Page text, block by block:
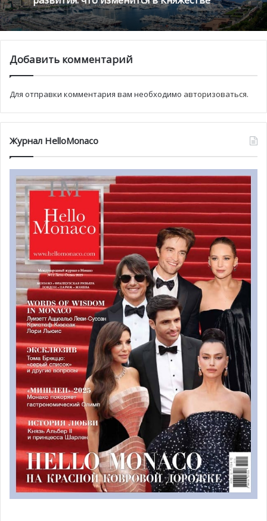
В честь 70-летия победы во Второй мировой войне
подготовлена уникальная экспозиция, посвященная
совместной борьбе русских и французов с фашизмом. В
основу выставки «Русские и французы во Второй
мировой войне. Братство по оружию» вошли экспонаты
современной истории России и частной коллекции
Дмитрия Бушмакова.
кино. Здесь всегда с интересом встречают новые
работы Никиты Михалкова, Карена Шахназарова, Глеба
Панфилова, Киры Муратовой, Александра Сокурова,
Алексея Учителя и других мэтров российского кино. В
рамках Дня кино будут представлены фильмы,
созданные в разные годы на «Мосфильме»: в рубрике
«Восстановленные шедевры» зрители увидят
легендарные работы Сергея Эйзенштейна и Андрея
Михалкова-Кончаловского.
25 августа выступят артисты Хакасского национального
театра кукол «Сказка». Они привезли в в Канны свой
новый спектакль «Собачий блюз».
26 августа историческая вилла Домерг, один из
красивейших памятников архитектуры Лазурного
Берега, откроет с двери для солистов Академии
молодых певцов Мариинского театра.
А на закрытии выступят артисты Московского
государственного музыкального театра «Новый балет»
представят свой новый спектакль «Fortuna vis Lucem» в
постановке одного из видных хореографов Европы
Франческо Вентрильи.
Добавить комментарий
Для отправки комментария вам необходимо авторизоваться.
Журнал HelloMonaco